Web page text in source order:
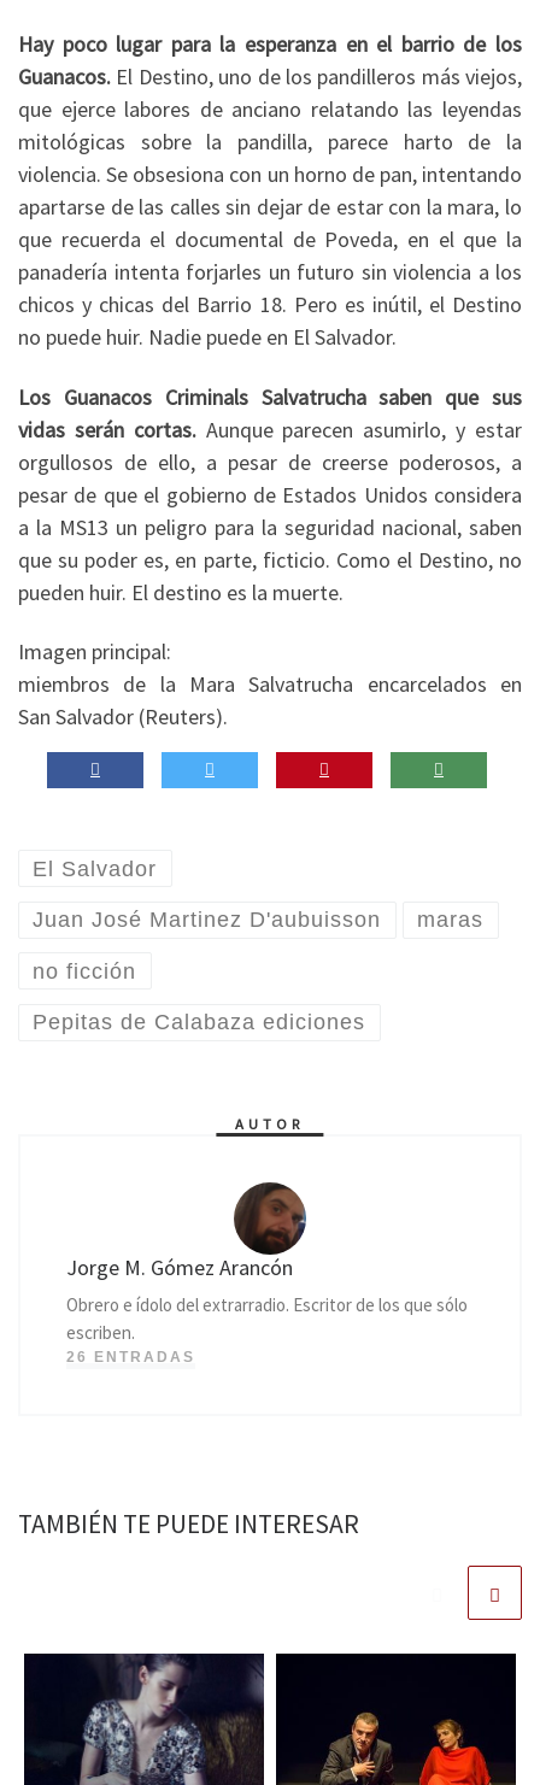
Hay poco lugar para la esperanza en el barrio de los
Guanacos. El Destino, uno de los pandilleros más viejos,
que ejerce labores de anciano relatando las leyendas
mitológicas sobre la pandilla, parece harto de la
violencia. Se obsesiona con un horno de pan, intentando
apartarse de las calles sin dejar de estar con la mara, lo
que recuerda el documental de Poveda, en el que la
panadería intenta forjarles un futuro sin violencia a los
chicos y chicas del Barrio 18. Pero es inútil, el Destino
no puede huir. Nadie puede en El Salvador.
Los Guanacos Criminals Salvatrucha saben que sus
vidas serán cortas.Aunque parecen asumirlo, y estar
orgullosos de ello, a pesar de creerse poderosos, a
pesar de que el gobierno de Estados Unidos considera
a la MS13 un peligro para la seguridad nacional, saben
que su poder es, en parte, ficticio. Como el Destino, no
pueden huir. El destino es la muerte.
Imagen principal:
miembros de la Mara Salvatrucha encarcelados en
San Salvador (Reuters).
El Salvador
Juan José Martinez D'aubuisson maras
no ficción
Pepitas de Calabaza ediciones
AUTOR
Jorge M. Gómez Arancón
Obrero e ídolo del extrarradio. Escritor de los que sólo
escriben.
26 ENTRADAS
TAMBIÉN TE PUEDE INTERESAR